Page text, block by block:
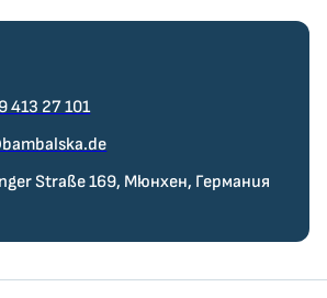
413 27 101
Straße 169, Мюнхен, Германия